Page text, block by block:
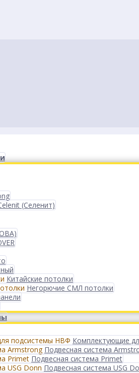
(Селенит)
Китайские потолки
Негорючие СМЛ потолки
Комплектующие
Подвесная система
Подвесная система Primet
Подвесная система USG